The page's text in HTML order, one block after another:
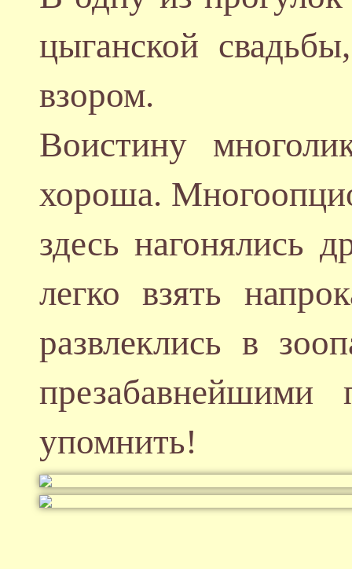
цыганской
взором.
Воистину
хороша.
здесь нагонялись
легко взять
развлеклись в
презабавнейшими
упомнить!